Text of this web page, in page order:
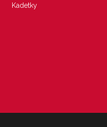
Kadetky